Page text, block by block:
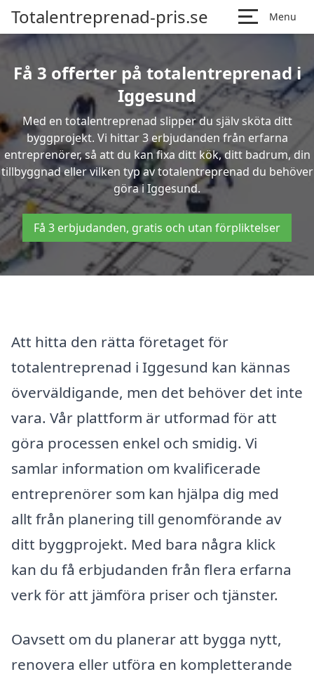
Totalentreprenad-pris.se Menu
Få 3 offerter på totalentreprenad i
Iggesund
Med en totalentreprenad slipper du själv sköta ditt
byggprojekt. Vi hittar 3 erbjudanden från erfarna
entreprenörer, så att du kan fixa ditt kök, ditt badrum, din
tillbyggnad eller vilken typ av totalentreprenad du behöver
göra i Iggesund.
Få 3 erbjudanden, gratis och utan förpliktelser
Att hitta den rätta företaget för
totalentreprenad i Iggesund kan kännas
överväldigande, men det behöver det inte
vara. Vår plattform är utformad för att
göra processen enkel och smidig. Vi
samlar information om kvalificerade
entreprenörer som kan hjälpa dig med
allt från planering till genomförande av
ditt byggprojekt. Med bara några klick
kan du få erbjudanden från flera erfarna
verk för att jämföra priser och tjänster.
Oavsett om du planerar att bygga nytt,
renovera eller utföra en kompletterande